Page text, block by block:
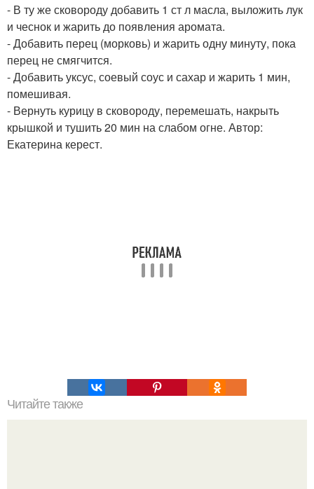
- В ту же сковороду добавить 1 ст л масла, выложить лук
и чеснок и жарить до появления аромата.
- Добавить перец (морковь) и жарить одну минуту, пока
перец не смягчится.
- Добавить уксус, соевый соус и сахар и жарить 1 мин,
помешивая.
- Вернуть курицу в сковороду, перемешать, накрыть
крышкой и тушить 20 мин на слабом огне. Автор:
Екатерина керест.
Читайте также